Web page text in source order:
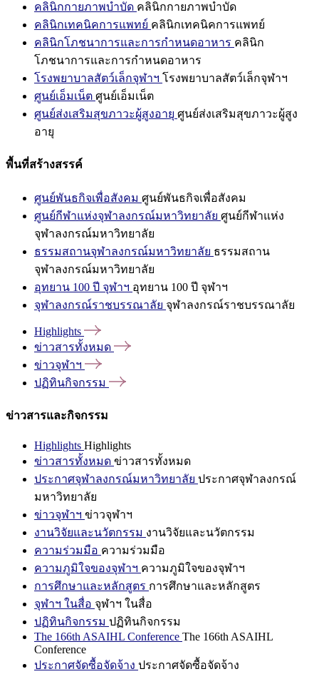
คลินิกกายภาพบำบัด คลินิกกายภาพบำบัด
คลินิกเทคนิคการแพทย์ คลินิกเทคนิคการแพทย์
คลินิกโภชนาการและการกำหนดอาหาร คลินิก
โภชนาการและการกำหนดอาหาร
โรงพยาบาลสัตว์เล็กจุฬาฯ โรงพยาบาลสัตว์เล็กจุฬาฯ
ศูนย์เอ็มเน็ต ศูนย์เอ็มเน็ต
ศูนย์ส่งเสริมสุขภาวะผู้สูงอายุ ศูนย์ส่งเสริมสุขภาวะผู้สูง
อายุ
พื้นที่สร้างสรรค์
ศูนย์พันธกิจเพื่อสังคม ศูนย์พันธกิจเพื่อสังคม
ศูนย์กีฬาแห่งจุฬาลงกรณ์มหาวิทยาลัย ศูนย์กีฬาแห่ง
จุฬาลงกรณ์มหาวิทยาลัย
ธรรมสถานจุฬาลงกรณ์มหาวิทยาลัย ธรรมสถาน
จุฬาลงกรณ์มหาวิทยาลัย
อุทยาน 100 ปี จุฬาฯ อุทยาน 100 ปี จุฬาฯ
จุฬาลงกรณ์ราชบรรณาลัย จุฬาลงกรณ์ราชบรรณาลัย
Highlights
ข่าวสารทั้งหมด
ข่าวจุฬาฯ
ปฏิทินกิจกรรม
ข่าวสารและกิจกรรม
Highlights Highlights
ข่าวสารทั้งหมด ข่าวสารทั้งหมด
ประกาศจุฬาลงกรณ์มหาวิทยาลัย ประกาศจุฬาลงกรณ์
มหาวิทยาลัย
ข่าวจุฬาฯ ข่าวจุฬาฯ
งานวิจัยและนวัตกรรม งานวิจัยและนวัตกรรม
ความร่วมมือ ความร่วมมือ
ความภูมิใจของจุฬาฯ ความภูมิใจของจุฬาฯ
การศึกษาและหลักสูตร การศึกษาและหลักสูตร
จุฬาฯ ในสื่อ จุฬาฯ ในสื่อ
ปฏิทินกิจกรรม ปฏิทินกิจกรรม
The 166th ASAIHL Conference The 166th ASAIHL
Conference
ประกาศจัดซื้อจัดจ้าง ประกาศจัดซื้อจัดจ้าง